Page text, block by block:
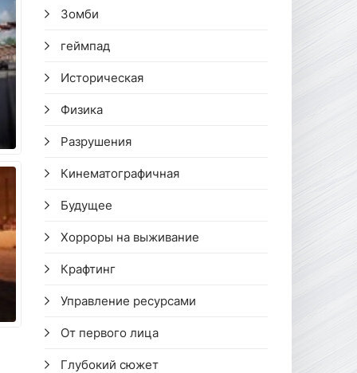
Зомби
геймпад
Историческая
Физика
Разрушения
Кинематографичная
Будущее
Хорроры на выживание
Крафтинг
Управление ресурсами
От первого лица
Глубокий сюжет